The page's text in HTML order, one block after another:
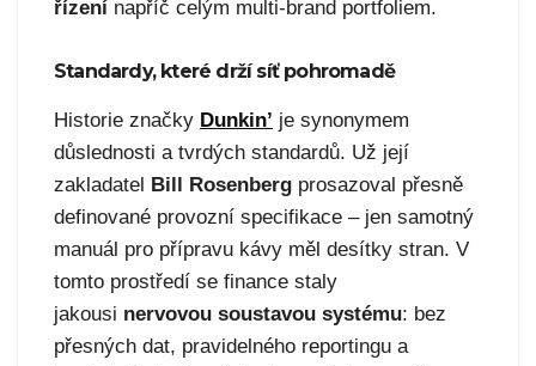
řízení napříč celým multi-brand portfoliem.
Standardy, které drží síť pohromadě
Historie značky Dunkin’ je synonymem
důslednosti a tvrdých standardů. Už její
zakladatel
Bill Rosenberg prosazoval přesně
definované provozní specifikace – jen samotný
manuál pro přípravu kávy měl desítky stran. V
tomto prostředí se finance staly
jakousi nervovou soustavou systému: bez
přesných dat, pravidelného reportingu a